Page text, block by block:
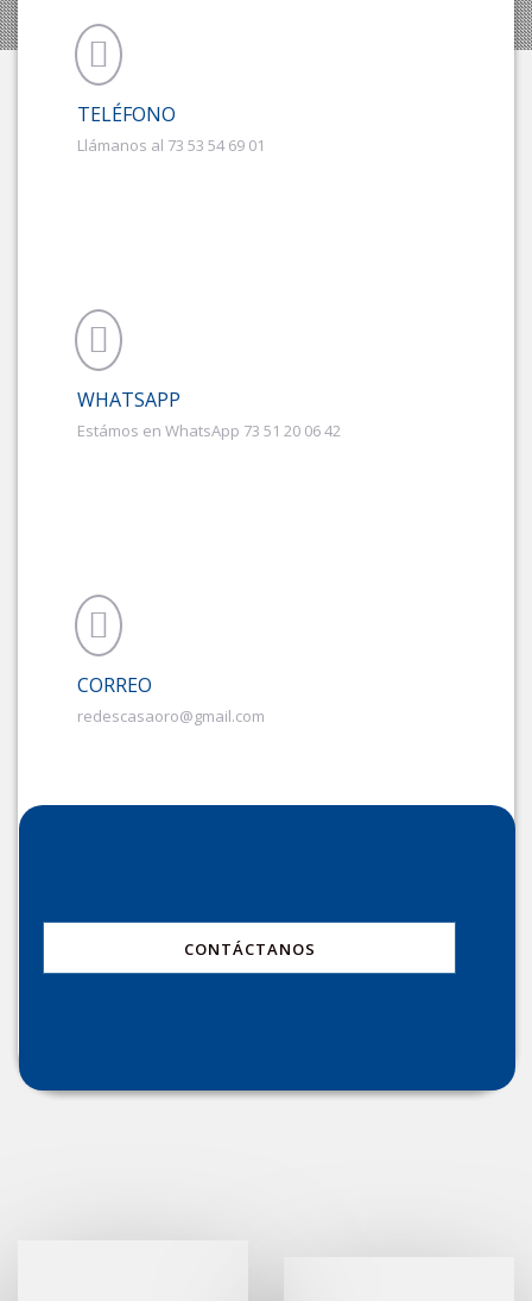
TELÉFONO
Llámanos al 73 53 54 69 01
WHATSAPP
Estámos en WhatsApp 73 51 20 06 42
CORREO
redescasaoro@gmail.com
CONTÁCTANOS